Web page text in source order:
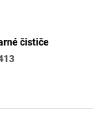
čističe